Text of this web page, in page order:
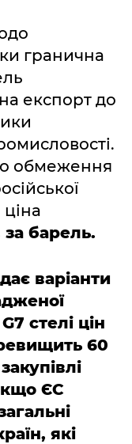
гранична
експорт до
обмеження
за барель.
варіанти
стелі цін
60
ЄС
які